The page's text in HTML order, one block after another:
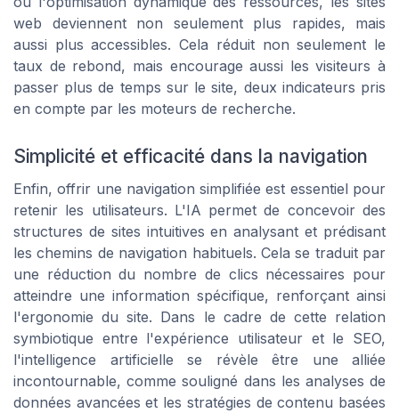
web deviennent non seulement plus rapides, mais
aussi plus accessibles. Cela réduit non seulement le
taux de rebond, mais encourage aussi les visiteurs à
passer plus de temps sur le site, deux indicateurs pris
en compte par les moteurs de recherche.
Simplicité et efficacité dans la navigation
Enfin, offrir une navigation simplifiée est essentiel pour
retenir les utilisateurs. L'IA permet de concevoir des
structures de sites intuitives en analysant et prédisant
les chemins de navigation habituels. Cela se traduit par
une réduction du nombre de clics nécessaires pour
atteindre une information spécifique, renforçant ainsi
l'ergonomie du site. Dans le cadre de cette relation
symbiotique entre l'expérience utilisateur et le SEO,
l'intelligence artificielle se révèle être une alliée
incontournable, comme souligné dans les analyses de
données avancées et les stratégies de contenu basées